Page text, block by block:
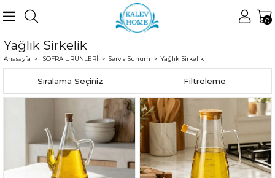
0
Yağlık Sirkelik
Anasayfa SOFRA ÜRÜNLERİ Servis Sunum Yağlık Sirkelik
Filtreleme
Sıralama